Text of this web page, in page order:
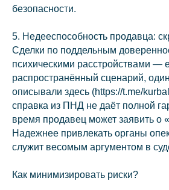
безопасности.
5. Недееспособность продавца:
Сделки по поддельным
психическими расстройствами —
распространённый сценарий,
описывали здесь (https://t.me/
справка из ПНД не даёт полной
время продавец может заявить о
Надежнее привлекать органы
служит весомым аргументом в
Как минимизировать риски?
Telegram-канал
Связаться с нами
2011-2026 © Коллегия адвокатов «KGBP»
Политика конфиденциальности
Наверх⠀⠀